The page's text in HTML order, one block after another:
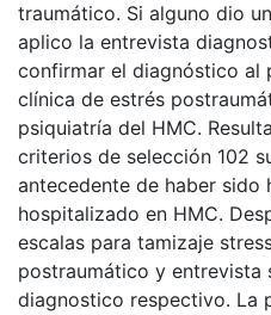
traumático. Si alguno dio
aplico la entrevista
confirmar el diagnóstico al
clínica de estrés
psiquiatría del HMC.
criterios de selección 102
antecedente de haber sido
hospitalizado en HMC.
escalas para tamizaje
postraumático y entrevista
diagnostico respectivo. La